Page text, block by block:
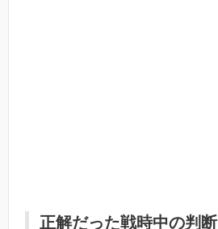
正解だった戦時中の判断